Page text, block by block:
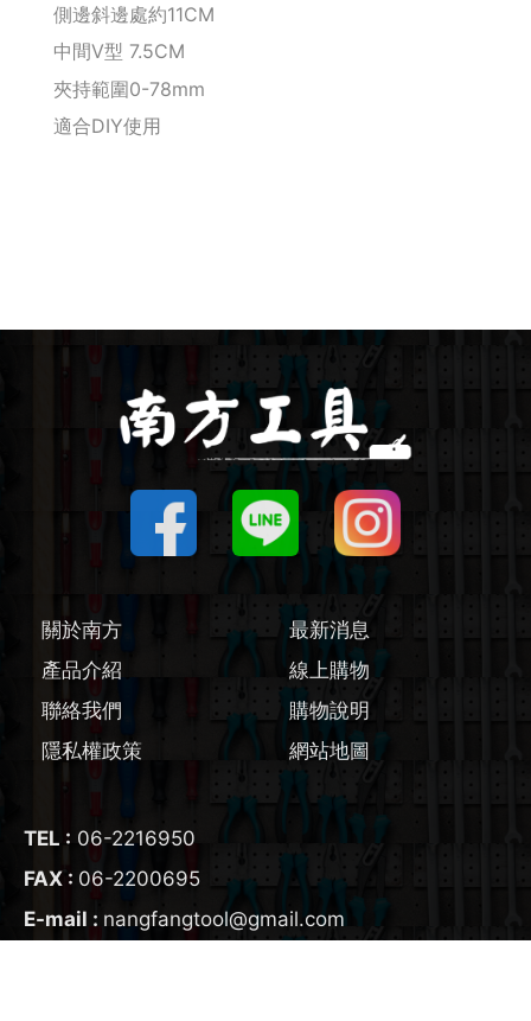
Makita 機台
Maktec 牧科
Makita 配件
砂輪機 / 配件
圓鋸機 / 配件
刻磨機 / 配件
線鋸機 / 軍刀鋸
磨切機 / 配件
電鉋 / 配件
輔助工具/配件
側邊斜邊處約11CM
中間V型 7.5CM
夾持範圍0-78mm
適合DIY使用
關於南方
最新消息
產品介紹
線上購物
聯絡我們
購物說明
隱私權政策
網站地圖
TEL : 06-2216950
FAX : 06-2200695
E-mail : nangfangtool@gmail.com